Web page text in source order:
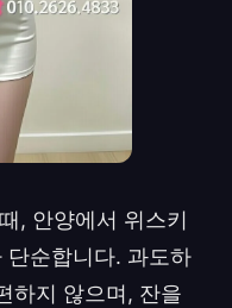
, 안양에서 위스키
단순합니다. 과도하
하지 않으며, 잔을